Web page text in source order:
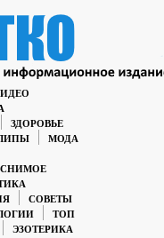
ЗДОРОВЬЕ
МОДА
СОВЕТЫ
ТОП
ЭЗОТЕРИКА